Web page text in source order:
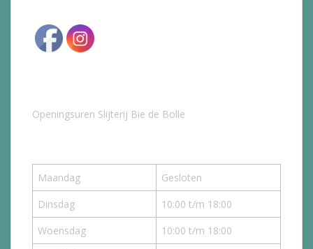
Openingsuren Slijterij Bie de Bolle
Maandag
Gesloten
Dinsdag
10:00 t/m 18:00
Woensdag
10:00 t/m 18:00